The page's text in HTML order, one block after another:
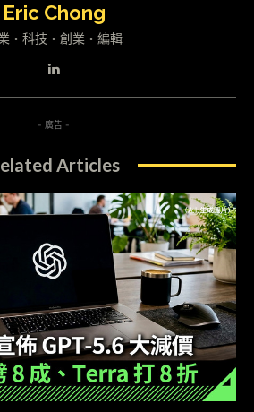
Eric Chong
・科技・創業・編輯
- 廣告 -
Articles